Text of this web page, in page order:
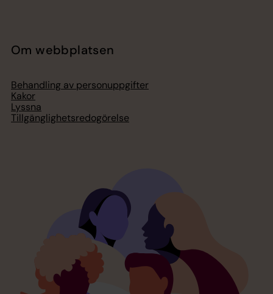
Om webbplatsen
Behandling av personuppgifter
Kakor
Lyssna
Tillgänglighetsredogörelse